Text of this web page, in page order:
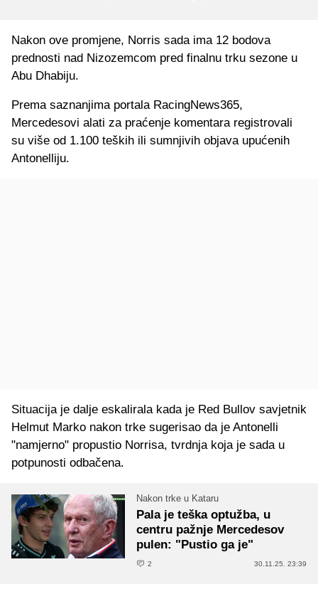
Nakon ove promjene, Norris sada ima 12 bodova
prednosti nad Nizozemcom pred finalnu trku sezone u
Abu Dhabiju.
Prema saznanjima portala RacingNews365,
Mercedesovi alati za praćenje komentara registrovali
su više od 1.100 teških ili sumnjivih objava upućenih
Antonelliju.
Situacija je dalje eskalirala kada je Red Bullov savjetnik
Helmut Marko nakon trke sugerisao da je Antonelli
"namjerno" propustio Norrisa, tvrdnja koja je sada u
potpunosti odbačena.
Nakon trke u Kataru
Pala je teška optužba, u
centru pažnje Mercedesov
pulen: "Pustio ga je"
2 30.11.25. 23:39